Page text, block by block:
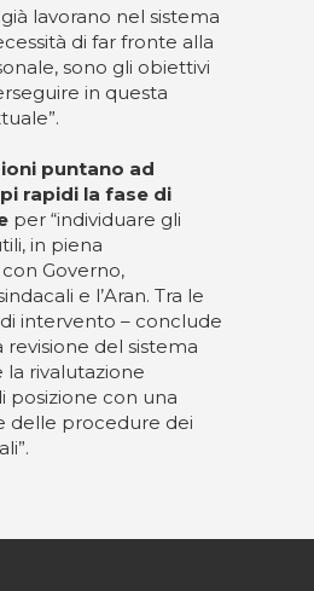
lavorano nel sistema
di far fronte alla
sono gli obiettivi
in questa
puntano ad
rapidi la fase di
per “individuare gli
in piena
Governo,
e l’Aran. Tra le
intervento – conclude
revisione del sistema
la rivalutazione
posizione con una
delle procedure dei